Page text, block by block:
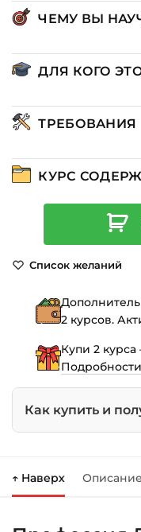
ЧЕМУ ВЫ
ДЛЯ КОГО
ТРЕБОВАНИЯ
КУРС
Ландшафтный
ARCHICAD:
Полный
курс
Список желаний
2 курсов.
Купи 2
Как купить и
Справа
↑ Наверх Описание